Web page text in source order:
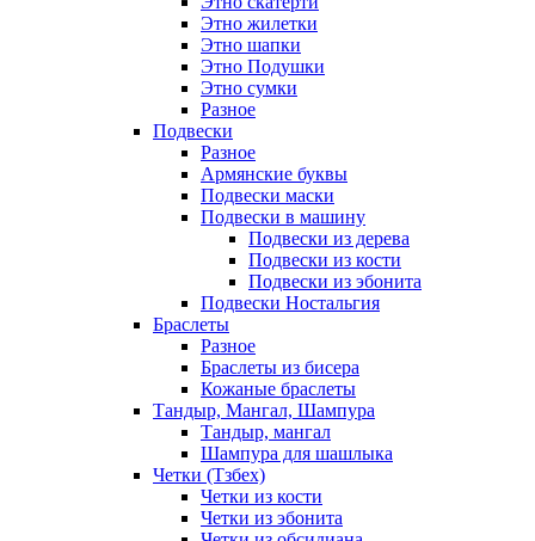
Этно жилетки
Этно шапки
Этно Подушки
Этно сумки
Разное
Подвески
Разное
Армянские буквы
Подвески маски
Подвески в машину
Подвески из дерева
Подвески из кости
Подвески из эбонита
Подвески Ностальгия
Браслеты
Разное
Браслеты из бисера
Кожаные браслеты
Тандыр, Мангал, Шампура
Тандыр, мангал
Шампура для шашлыка
Четки (Тзбех)
Четки из кости
Четки из эбонита